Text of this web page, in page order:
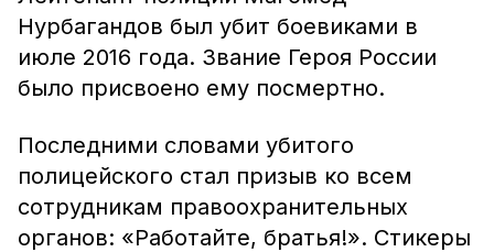
Нурбагандов был убит боевиками в
июле 2016 года. Звание Героя России
было присвоено ему посмертно.
Последними словами убитого
полицейского стал призыв ко всем
сотрудникам правоохранительных
органов: «Работайте, братья!». Стикеры